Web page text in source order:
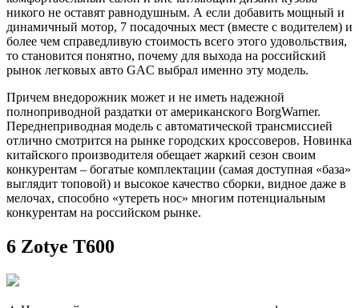
никого не оставят равнодушным. А если добавить мощный и
динамичный мотор, 7 посадочных мест (вместе с водителем) и
более чем справедливую стоимость всего этого удовольствия,
то становится понятно, почему для выхода на российский
рынок легковых авто GAC выбрал именно эту модель.
Причем внедорожник может и не иметь надежной
полноприводной раздатки от американского BorgWarner.
Переднеприводная модель с автоматической трансмиссией
отлично смотрится на рынке городских кроссоверов. Новинка
китайского производителя обещает жаркий сезон своим
конкурентам – богатые комплектации (самая доступная «база»
выглядит топовой) и высокое качество сборки, видное даже в
мелочах, способно «утереть нос» многим потенциальным
конкурентам на российском рынке.
6 Zotye T600